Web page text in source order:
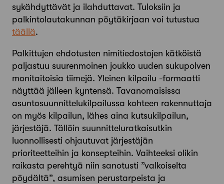
sykähdyttävät ja ilahduttavat. Tuloksiin ja
palkintolautakunnan pöytäkirjaan voi tutustua
täällä.
Palkittujen ehdotusten nimitiedostojen kätköistä
paljastuu suurenmoinen joukko uuden sukupolven
monitaitoisia tiimejä. Yleinen kilpailu -formaatti
näyttää jälleen kyntensä. Tavanomaisissa
asuntosuunnittelukilpailussa kohteen rakennuttaja
on myös kilpailun, lähes aina kutsukilpailun,
järjestäjä. Tällöin suunnitteluratkaisutkin
luonnollisesti ohjautuvat järjestäjän
prioriteetteihin ja konsepteihin. Vaihteeksi olikin
raikasta perehtyä niin sanotusti ”valkoiselta
pöydältä”, asumisen perustarpeista ja